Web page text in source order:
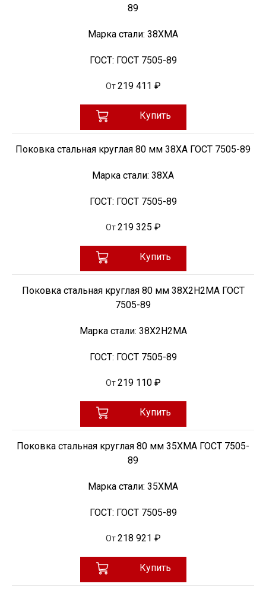
89
Марка стали: 38ХМА
ГОСТ: ГОСТ 7505-89
От 219 411 ₽
Купить
Поковка стальная круглая 80 мм 38ХА ГОСТ 7505-89
Марка стали: 38ХА
ГОСТ: ГОСТ 7505-89
От 219 325 ₽
Купить
Поковка стальная круглая 80 мм 38Х2Н2МА ГОСТ
7505-89
Марка стали: 38Х2Н2МА
ГОСТ: ГОСТ 7505-89
От 219 110 ₽
Купить
Поковка стальная круглая 80 мм 35ХМА ГОСТ 7505-
89
Марка стали: 35ХМА
ГОСТ: ГОСТ 7505-89
От 218 921 ₽
Купить